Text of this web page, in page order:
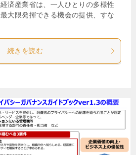
済産業省は、一人ひとりの多様性
大限発揮できる機会の提供、すな
続きを読む